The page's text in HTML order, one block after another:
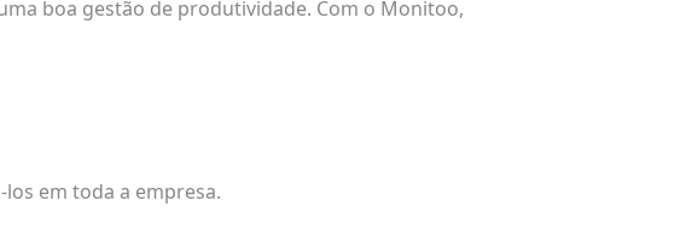
boa gestão de produtividade. Com o Monitoo,
em toda a empresa.